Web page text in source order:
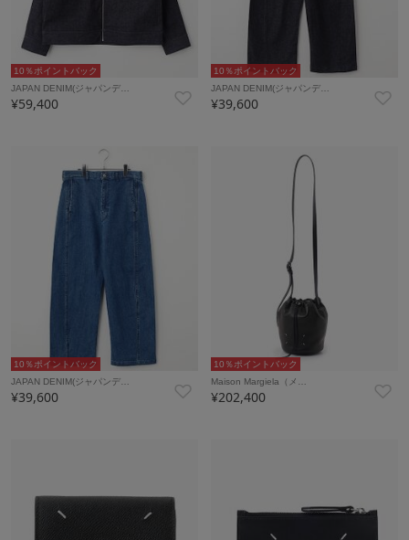
10％ポイントバック
JAPAN DENIM(ジャパンデ…
¥59,400
10％ポイントバック
JAPAN DENIM(ジャパンデ…
¥39,600
10％ポイントバック
JAPAN DENIM(ジャパンデ…
¥39,600
10％ポイントバック
Maison Margiela（メ…
¥202,400